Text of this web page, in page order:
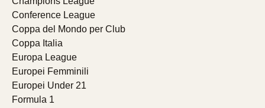
Conference League
Coppa del Mondo per Club
Coppa Italia
Europa League
Europei Femminili
Europei Under 21
Formula 1